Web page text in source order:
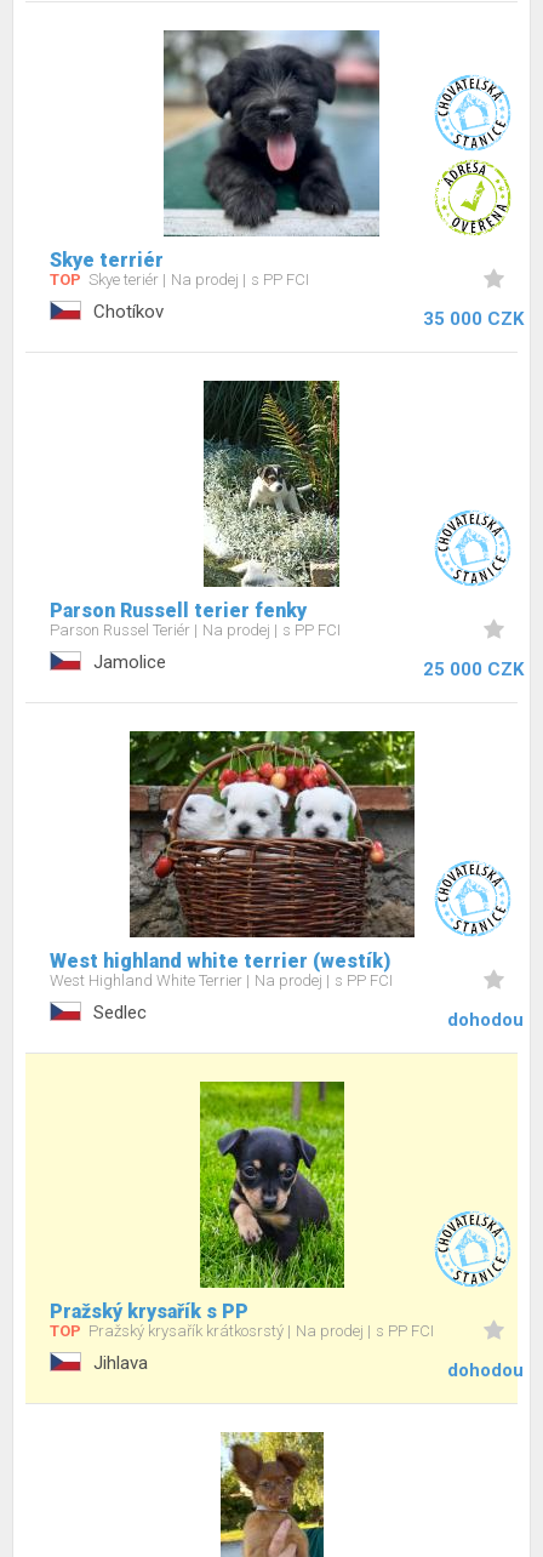
Skye terriér
TOP Skye teriér Na prodej s PP FCI
Chotíkov 35 000 CZK
Parson Russell terier fenky
Parson Russel Teriér Na prodej s PP FCI
Jamolice 25 000 CZK
West highland white terrier (westík)
West Highland White Terrier Na prodej s PP FCI
Sedlec dohodou
Pražský krysařík s PP
TOP Pražský krysařík krátkosrstý Na prodej s PP FCI
Jihlava dohodou